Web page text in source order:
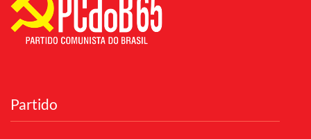
Partido